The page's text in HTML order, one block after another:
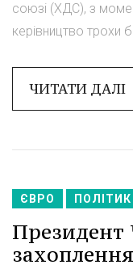
союзі (ХДС), з
керівництво трохи
ЧИТАТИ ДАЛІ
ЄВРО ПОЛІТИК
Президент